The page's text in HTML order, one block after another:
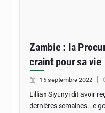
Zambie : la
craint pour sa vie
15 septembre 2022
Lillian Siyunyi dit avoir
dernières semaines.Le